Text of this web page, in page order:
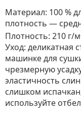
Материал: 100 %
плотность —
Плотность: 210 г/м
Уход: деликатная
машинке для
чрезмерную
эластичность
слишком
используйте